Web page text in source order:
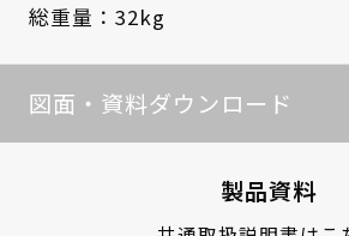
総重量：32kg
図面・資料ダウンロード
製品資料